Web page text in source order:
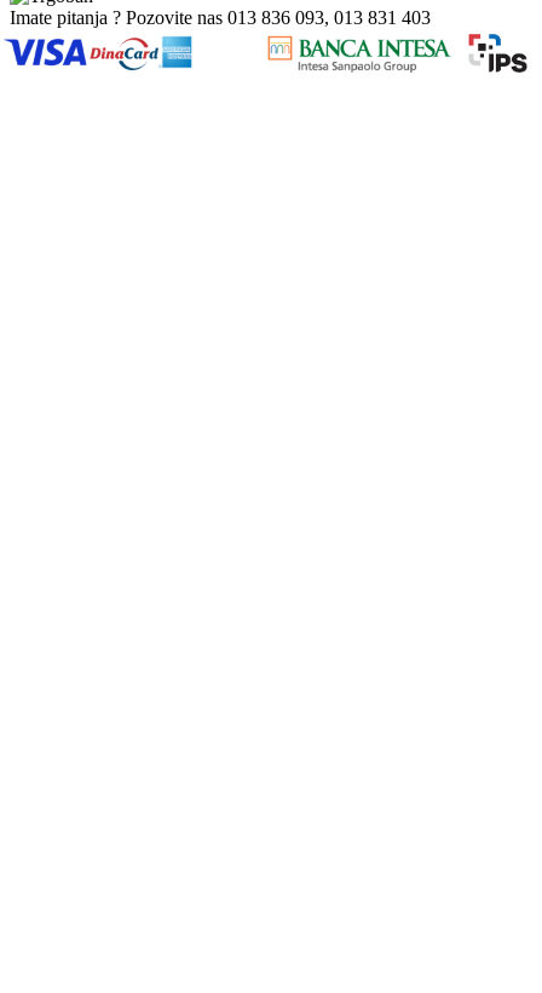
Imate pitanja ? Pozovite nas 013 836 093, 013 831 403